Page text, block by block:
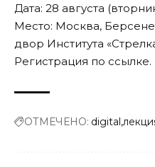
Дата: 28 августа
Место: Москва,
двор Института
Регистрация по ссылке.
ОТМЕЧЕНО: digital